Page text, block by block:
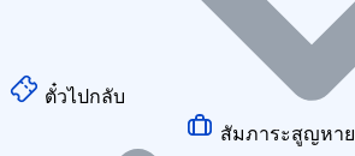
ตั๋วไปกลับ
สัมภาระสูญหาย